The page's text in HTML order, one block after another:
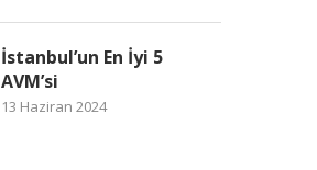
İstanbul’un En İyi 5
AVM’si
13 Haziran 2024